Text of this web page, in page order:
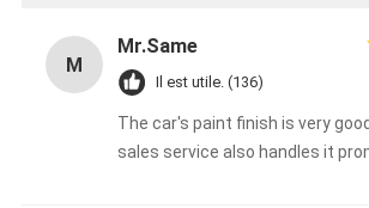
M
Mr.Same
Il est utile. (136)
The car's paint finish is very
sales service also handles it